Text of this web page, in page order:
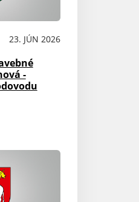
23. JÚN 2026
-